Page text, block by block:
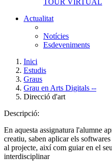
TOUR VIRTUAL
Actualitat
Notícies
Esdeveniments
Inici
Estudis
Graus
Grau en Arts Digitals --
Direcció d'art
Descripció:
En aquesta assignatura l'alumne
creatiu, saben aplicar els
al projecte, així com guiar en el
interdisciplinar